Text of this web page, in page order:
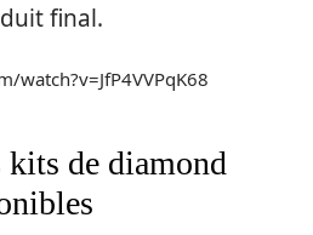
final.
watch?v=JfP4VVPqK68
de diamond